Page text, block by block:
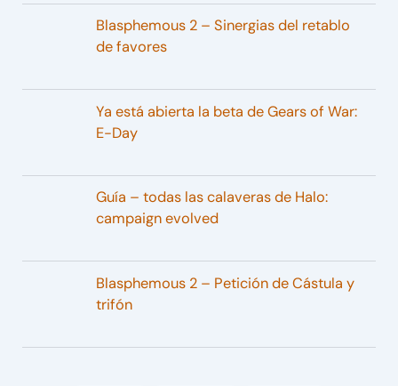
Blasphemous 2 – Sinergias del retablo
de favores
Ya está abierta la beta de Gears of War:
E-Day
Guía – todas las calaveras de Halo:
campaign evolved
Blasphemous 2 – Petición de Cástula y
trifón